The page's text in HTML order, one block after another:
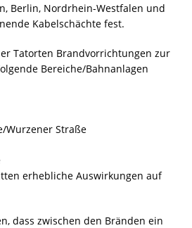
Berlin, Nordrhein-Westfalen und
Kabelschächte fest.
Tatorten Brandvorrichtungen zur
Bereiche/Bahnanlagen
Wurzener Straße
erhebliche Auswirkungen auf
dass zwischen den Bränden ein